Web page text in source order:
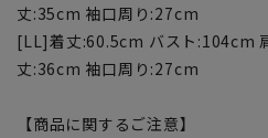
丈:35cm 袖口周り:27cm
[LL]着丈:60.5cm バスト:104cm
丈:36cm 袖口周り:27cm
【商品に関するご注意】